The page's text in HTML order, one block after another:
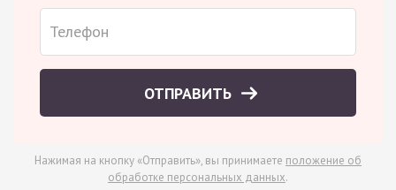
ОТПРАВИТЬ
Нажимая на кнопку «Отправить», вы принимаете положение об
обработке персональных данных.